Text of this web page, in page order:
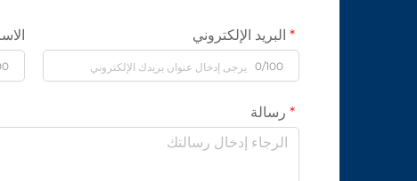
البريد الإلكتروني
0/100
رسالة